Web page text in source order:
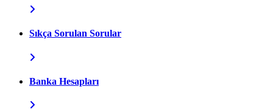
Sıkça Sorulan Sorular
Banka Hesapları